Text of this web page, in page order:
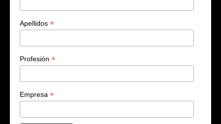
Apellidos *
Profesión *
Empresa *